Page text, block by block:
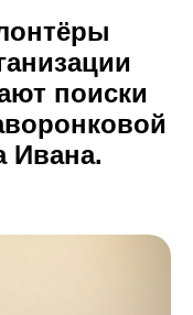
поиски
Ивана.